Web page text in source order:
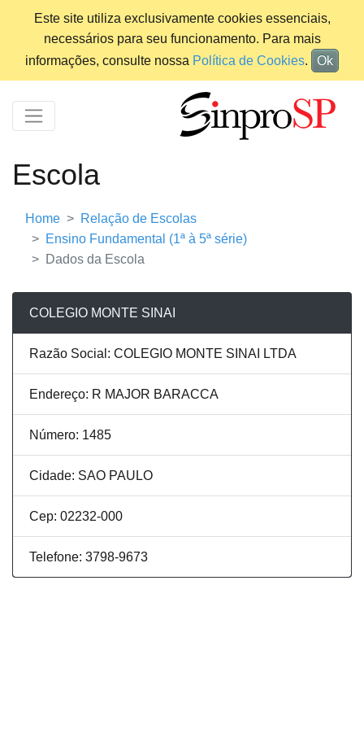
Este site utiliza exclusivamente cookies essenciais,
necessários para seu funcionamento. Para mais
informações, consulte nossa Política de Cookies. Ok
Escola
Home
Relação de Escolas
Ensino Fundamental (1ª à 5ª série)
Dados da Escola
COLEGIO MONTE SINAI
Razão Social: COLEGIO MONTE SINAI LTDA
Endereço: R MAJOR BARACCA
Número: 1485
Cidade: SAO PAULO
Cep: 02232-000
Telefone: 3798-9673